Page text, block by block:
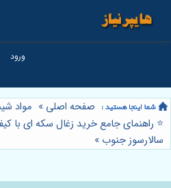
صفحه اصلی » مواد
⭐️ راهنمای جامع خرید زغال سکه ای با
سالارسوز جنوب »